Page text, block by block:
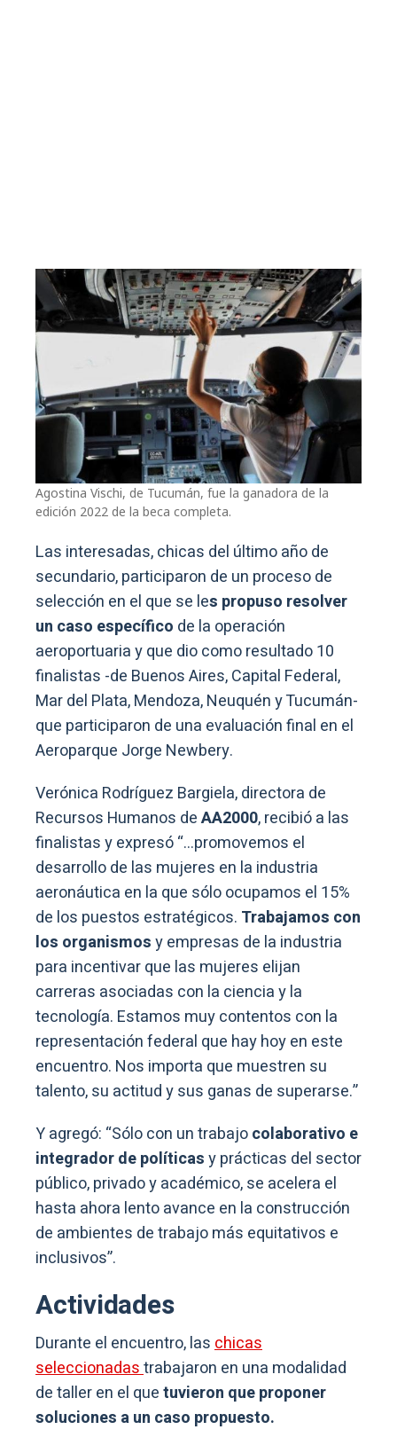
Agostina Vischi, de Tucumán, fue la ganadora de la
edición 2022 de la beca completa.
Las interesadas, chicas del último año de
secundario, participaron de un proceso de
selección en el que se les propuso resolver
un caso específico de la operación
aeroportuaria y que dio como resultado 10
finalistas -de Buenos Aires, Capital Federal,
Mar del Plata, Mendoza, Neuquén y Tucumán-
que participaron de una evaluación final en el
Aeroparque Jorge Newbery.
Verónica Rodríguez Bargiela, directora de
Recursos Humanos deAA2000, recibió a las
finalistas y expresó “…promovemos el
desarrollo de las mujeres en la industria
aeronáutica en la que sólo ocupamos el 15%
de los puestos estratégicos. Trabajamos con
los organismosy empresas de la industria
para incentivar que las mujeres elijan
carreras asociadas con la ciencia y la
tecnología. Estamos muy contentos con la
representación federal que hay hoy en este
encuentro. Nos importa que muestren su
talento, su actitud y sus ganas de superarse.”
Y agregó: “Sólo con un trabajocolaborativo e
integrador de políticasy prácticas del sector
público, privado y académico, se acelera el
hasta ahora lento avance en la construcción
de ambientes de trabajo más equitativos e
inclusivos”.
Actividades
Durante el encuentro, laschicas
seleccionadastrabajaron en una modalidad
de taller en el quetuvieron que proponer
soluciones a un caso propuesto.